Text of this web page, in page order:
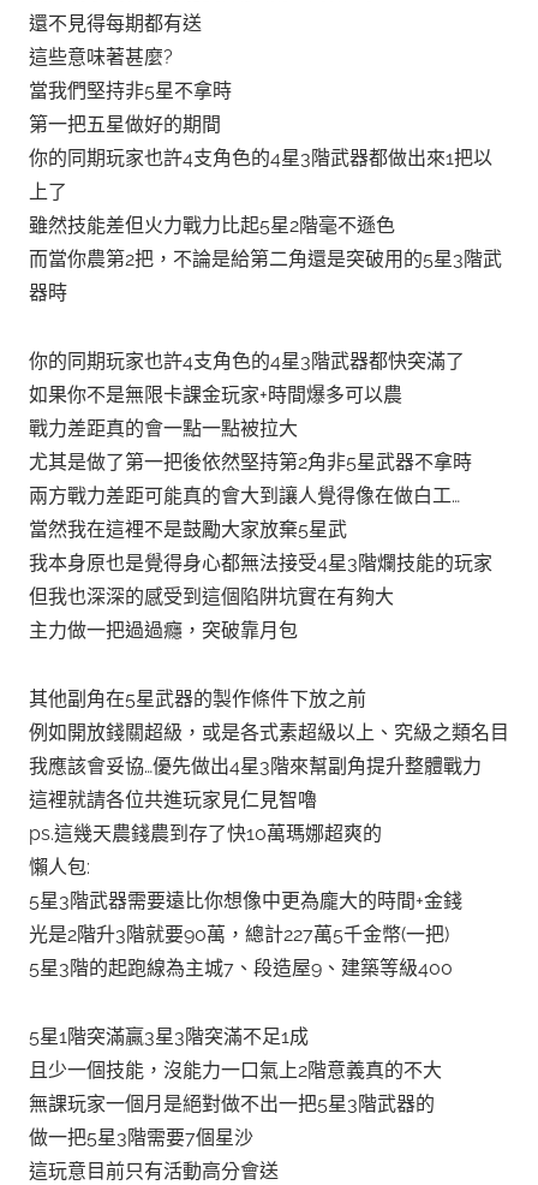
還不見得每期都有送
這些意味著甚麼?
當我們堅持非5星不拿時
第一把五星做好的期間
你的同期玩家也許4支角色的4星3階武器都做出來1把以
上了
雖然技能差但火力戰力比起5星2階毫不遜色
而當你農第2把，不論是給第二角還是突破用的5星3階武
器時
你的同期玩家也許4支角色的4星3階武器都快突滿了
如果你不是無限卡課金玩家+時間爆多可以農
戰力差距真的會一點一點被拉大
尤其是做了第一把後依然堅持第2角非5星武器不拿時
兩方戰力差距可能真的會大到讓人覺得像在做白工…
當然我在這裡不是鼓勵大家放棄5星武
我本身原也是覺得身心都無法接受4星3階爛技能的玩家
但我也深深的感受到這個陷阱坑實在有夠大
主力做一把過過癮，突破靠月包
其他副角在5星武器的製作條件下放之前
例如開放錢關超級，或是各式素超級以上、究級之類名目
我應該會妥協…優先做出4星3階來幫副角提升整體戰力
這裡就請各位共進玩家見仁見智嚕
ps.這幾天農錢農到存了快10萬瑪娜超爽的
懶人包:
5星3階武器需要遠比你想像中更為龐大的時間+金錢
光是2階升3階就要90萬，總計227萬5千金幣(一把)
5星3階的起跑線為主城7、段造屋9、建築等級400
5星1階突滿贏3星3階突滿不足1成
且少一個技能，沒能力一口氣上2階意義真的不大
無課玩家一個月是絕對做不出一把5星3階武器的
做一把5星3階需要7個星沙
這玩意目前只有活動高分會送